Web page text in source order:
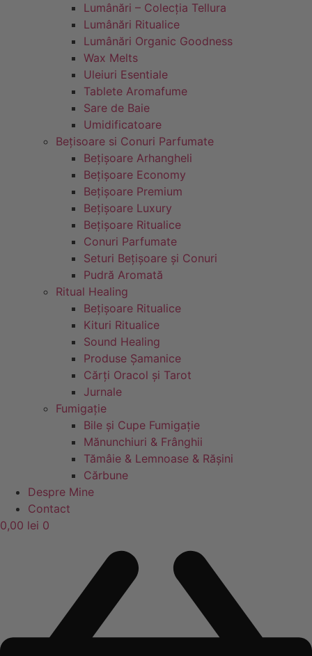
Lumânări – Colecția Tellura
Lumânări Ritualice
Lumânări Organic Goodness
Wax Melts
Uleiuri Esentiale
Tablete Aromafume
Sare de Baie
Umidificatoare
Bețisoare si Conuri Parfumate
Bețișoare Arhangheli
Bețișoare Economy
Bețișoare Premium
Bețișoare Luxury
Bețișoare Ritualice
Conuri Parfumate
Seturi Bețișoare și Conuri
Pudră Aromată
Ritual Healing
Bețișoare Ritualice
Kituri Ritualice
Sound Healing
Produse Șamanice
Cărți Oracol și Tarot
Jurnale
Fumigație
Bile și Cupe Fumigație
Mănunchiuri & Frânghii
Tămâie & Lemnoase & Rășini
Cărbune
Despre Mine
Contact
0,00 lei 0